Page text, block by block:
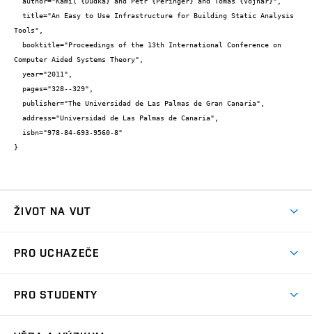
Tools",
Computer Aided Systems Theory",
}
ŽIVOT NA VUT
Koleje
PRO UCHAZEČE
Dny otevřených dveří
PRO STUDENTY